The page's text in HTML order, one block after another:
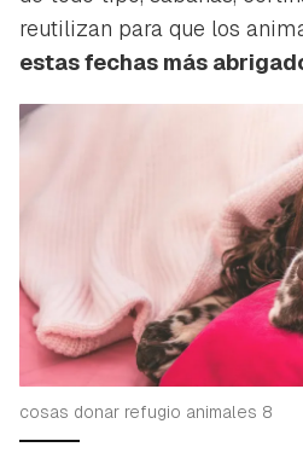
reutilizan para que los
estas fechas más
cosas donar refugio animales 8